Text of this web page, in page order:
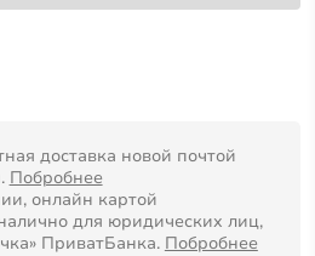
доставка новой почтой
Побробнее
онлайн картой
для юридических лиц,
ПриватБанка. Побробнее